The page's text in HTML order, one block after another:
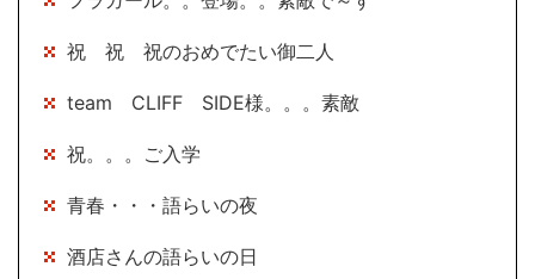
祝 祝 祝のおめでたい御二人
team CLIFF SIDE様。。。素敵
祝。。。ご入学
青春・・・語らいの夜
酒店さんの語らいの日